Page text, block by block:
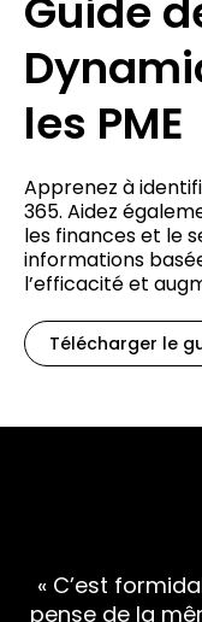
Guide
les PME
Apprenez à
365. Aidez
les finances et le
informations
l’efficacité et
Télécharger le
« C’est
pense de la